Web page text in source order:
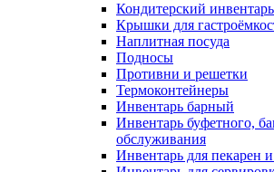
Кондитерский инвентарь
Крышки для
Наплитная посуда
Подносы
Противни и решетки
Термоконтейнеры
Инвентарь барный
Инвентарь буфетного,
обслуживания
Инвентарь для пекарен